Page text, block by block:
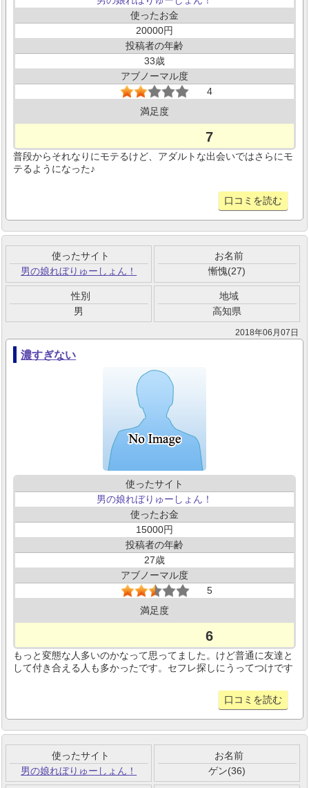
使ったお金
20000
投稿者の年齢
33
アブノーマル度
4
満足度
7
普段からそれなりにモテるけど、アダルトな出会いではさらにモ
テるようになった♪
口コミを読む
使ったサイト
男の娘れぼりゅーしょん！
お名前
慚愧(27)
性別
男
地域
高知県
2018年06月07日
濃すぎない
使ったサイト
男の娘れぼりゅーしょん！
使ったお金
15000
投稿者の年齢
27
アブノーマル度
5
満足度
6
もっと変態な人多いのかなって思ってました。けど普通に友達と
して付き合える人も多かったです。セフレ探しにうってつけです
口コミを読む
使ったサイト
男の娘れぼりゅーしょん！
お名前
ゲン(36)